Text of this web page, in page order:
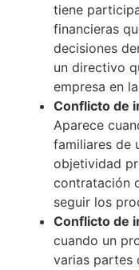
tiene
financieras
decisiones
un directivo
empresa en
Conflicto de
Aparece
familiares de
objetividad
contratación
seguir los
Conflicto de
cuando un
varias partes